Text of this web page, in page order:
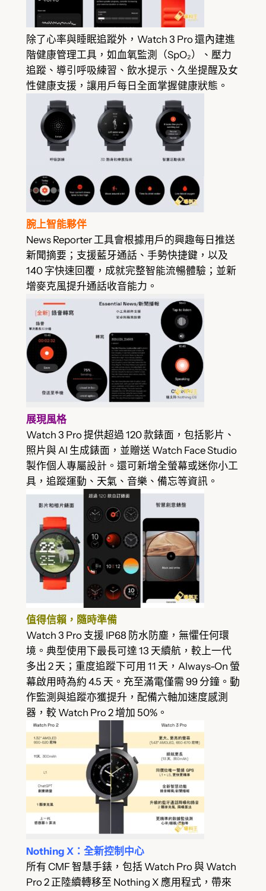
除了心率與睡眠追蹤外，Watch 3 Pro 還內建進
階健康管理工具，如血氧監測（SpO₂）、壓力
追蹤、導引呼吸練習、飲水提示、久坐提醒及女
性健康支援，讓用戶每日全面掌握健康狀態。
腕上智能夥伴
News Reporter 工具會根據用戶的興趣每日推送
新聞摘要；支援藍牙通話、手勢快捷鍵，以及
140 字快速回覆，成就完整智能流暢體驗；並新
增麥克風提升通話收音能力。
展現風格
Watch 3 Pro 提供超過 120 款錶面，包括影片、
照片與 AI 生成錶面，並贈送 Watch Face Studio
製作個人專屬設計。還可新增全螢幕或迷你小工
具，追蹤運動、天氣、音樂、備忘等資訊。
值得信賴，隨時準備
Watch 3 Pro 支援 IP68 防水防塵，無懼任何環
境。典型使用下最長可達 13 天續航，較上一代
多出 2 天；重度追蹤下可用 11 天，Always-On 螢
幕啟用時為約 4.5 天。充至滿電僅需 99 分鐘。動
作監測與追蹤亦獲提升，配備六軸加速度感測
器，較 Watch Pro 2 增加 50%。
Nothing X：全新控制中心
所有 CMF 智慧手錶，包括 Watch Pro 與 Watch
Pro 2 正陸續轉移至 Nothing X 應用程式，帶來